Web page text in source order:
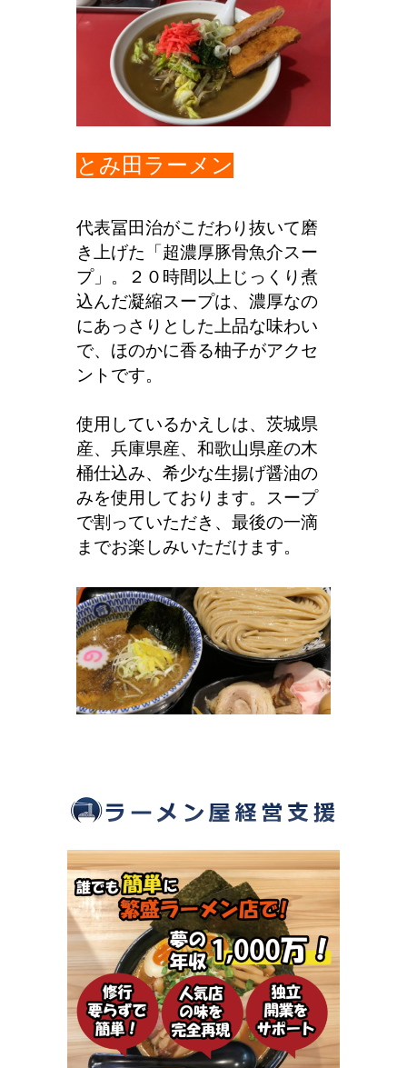
とみ田ラーメン
代表冨田治がこだわり抜いて磨
き上げた「超濃厚豚骨魚介スー
プ」。２０時間以上じっくり煮
込んだ凝縮スープは、濃厚なの
にあっさりとした上品な味わい
で、ほのかに香る柚子がアクセ
ントです。
使用しているかえしは、茨城県
産、兵庫県産、和歌山県産の木
桶仕込み、希少な生揚げ醤油の
みを使用しております。スープ
で割っていただき、最後の一滴
までお楽しみいただけます。